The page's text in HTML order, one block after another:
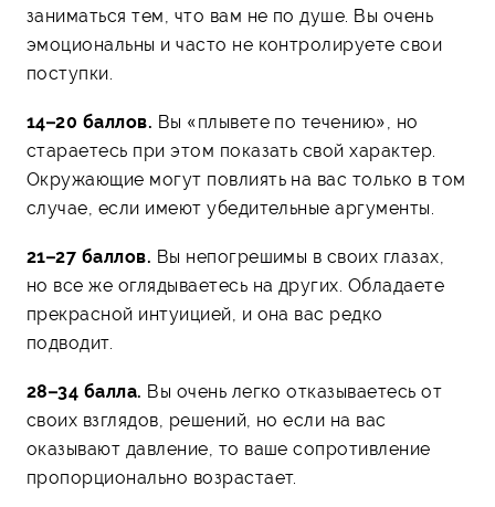
заниматься тем, что вам не по душе. Вы очень
эмоциональны и часто не контролируете свои
поступки.
14–20 баллов. Вы «плывете по течению», но
стараетесь при этом показать свой характер.
Окружающие могут повлиять на вас только в том
случае, если имеют убедительные аргументы.
21–27 баллов. Вы непогрешимы в своих глазах,
но все же оглядываетесь на других. Обладаете
прекрасной интуицией, и она вас редко
подводит.
28–34 балла. Вы очень легко отказываетесь от
своих взглядов, решений, но если на вас
оказывают давление, то ваше сопротивление
пропорционально возрастает.